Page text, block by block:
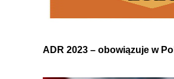
ADR 2023 – obowiązuje w